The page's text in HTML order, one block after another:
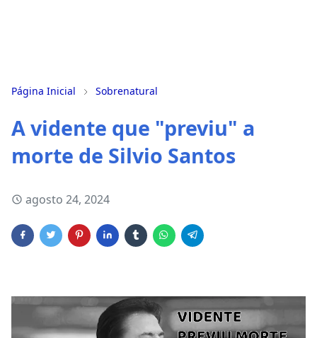
Página Inicial Sobrenatural
A vidente que "previu" a
morte de Silvio Santos
agosto 24, 2024